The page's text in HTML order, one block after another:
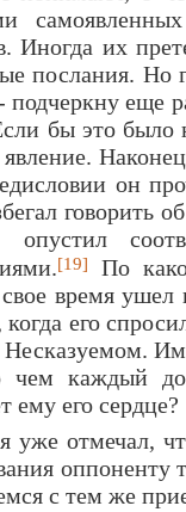
Иногда их
послания. Но
еще
бы это было
явление.
он
говорить
опустил
[19]
По
время ушел
его
Несказуемом.
каждый
ему его сердце?
уже отмечал,
оппоненту
с тем же